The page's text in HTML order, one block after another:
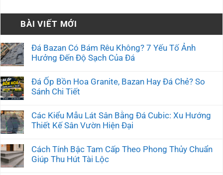
BÀI VIẾT MỚI
Đá Bazan Có Bám Rêu Không? 7 Yếu Tố Ảnh
Hưởng Đến Độ Sạch Của Đá
Đá Ốp Bồn Hoa Granite, Bazan Hay Đá Chẻ? So
Sánh Chi Tiết
Các Kiểu Mẫu Lát Sân Bằng Đá Cubic: Xu Hướng
Thiết Kế Sân Vườn Hiện Đại
Cách Tính Bậc Tam Cấp Theo Phong Thủy Chuẩn
Giúp Thu Hút Tài Lộc